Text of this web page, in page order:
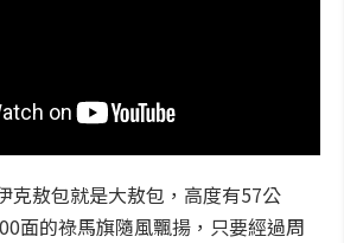
克敖包就是大敖包，高度有57公
面的祿馬旗隨風飄揚，只要經過周